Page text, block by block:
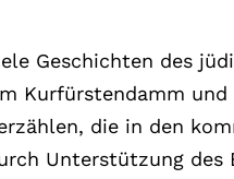
Geschichten des
Kurfürstendamm
die in den
Unterstützung des